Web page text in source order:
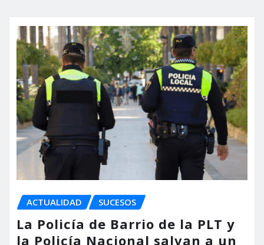
ACTUALIDAD SUCESOS
La Policía de Barrio de la PLT y
la Policía Nacional salvan a un